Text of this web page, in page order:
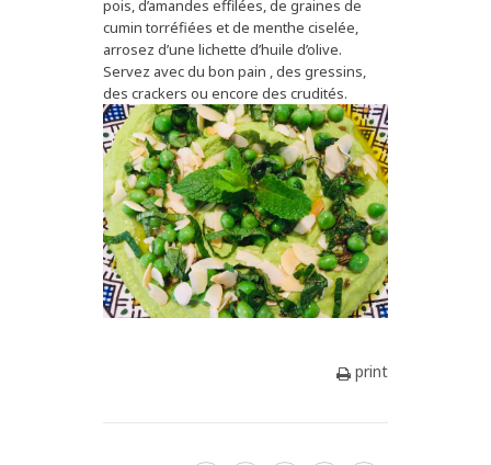
pois, d’amandes effilées, de graines de
cumin torréfiées et de menthe ciselée,
arrosez d’une lichette d’huile d’olive.
Servez avec du bon pain , des gressins,
des crackers ou encore des crudités.
print